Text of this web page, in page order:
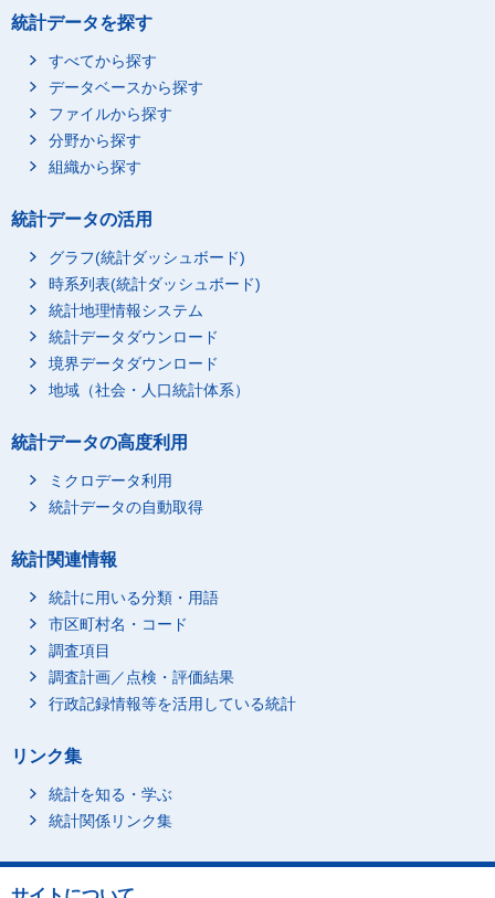
統計データを探す
すべてから探す
データベースから探す
ファイルから探す
分野から探す
組織から探す
統計データの活用
グラフ(統計ダッシュボード)
時系列表(統計ダッシュボード)
統計地理情報システム
統計データダウンロード
境界データダウンロード
地域（社会・人口統計体系）
統計データの高度利用
ミクロデータ利用
統計データの自動取得
統計関連情報
統計に用いる分類・用語
市区町村名・コード
調査項目
調査計画／点検・評価結果
行政記録情報等を活用している統計
リンク集
統計を知る・学ぶ
統計関係リンク集